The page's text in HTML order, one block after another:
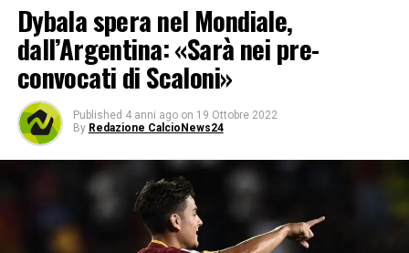
Dybala spera nel Mondiale,
dall’Argentina: «Sarà nei pre-
convocati di Scaloni»
Published 4 anni ago on 19 Ottobre 2022
By Redazione CalcioNews24